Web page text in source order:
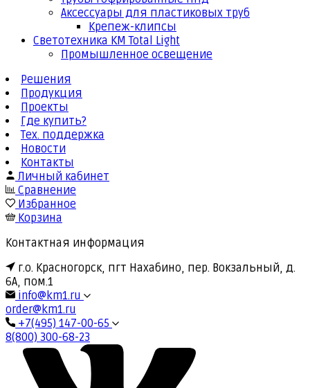
Аксессуары для пластиковых труб
Крепеж-клипсы
Светотехника КМ Total Light
Промышленное освещение
Решения
Продукция
Проекты
Где купить?
Тех. поддержка
Новости
Контакты
Личный кабинет
Сравнение
Избранное
Корзина
Контактная информация
г.о. Красногорск, пгт Нахабино, пер. Вокзальный, д.
6А, пом.1
info@km1.ru
order@km1.ru
+7(495) 147-00-65
8(800) 300-68-23